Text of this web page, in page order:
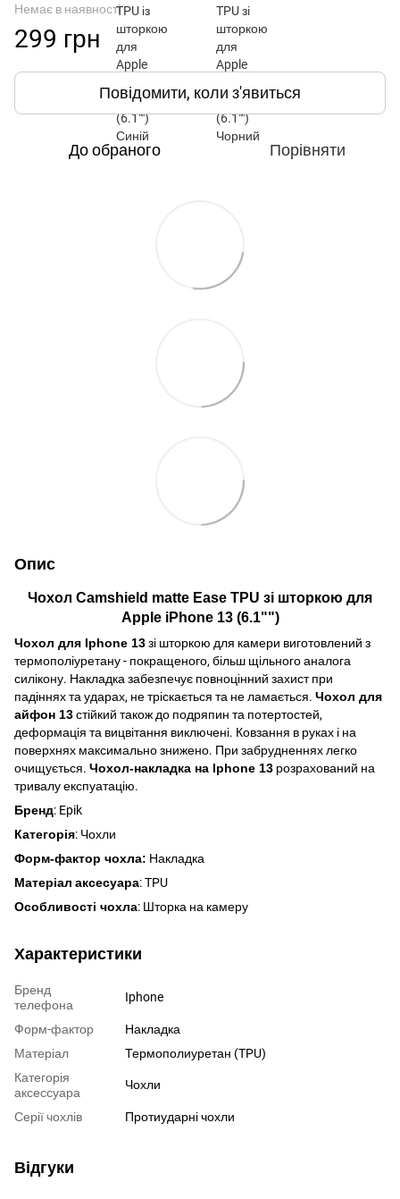
Немає в наявності
299 грн
Повідомити, коли з'явиться
До обраного Порівняти
Опис
Чохол Camshield matte Ease TPU зі шторкою для
Apple iPhone 13 (6.1"")
Чохол для Iphone 13зі шторкою для камери виготовлений з
термополіуретану - покращеного, більш щільного аналога
силікону. Накладка забезпечує повноцінний захист при
падіннях та ударах, не тріскається та не ламається. Чохол для
айфон 13стійкий також до подряпин та потертостей,
деформація та вицвітання виключені. Ковзання в руках і на
поверхнях максимально знижено. При забрудненнях легко
очищується. Чохол-накладка на Iphone 13 розрахований на
тривалу експуатацію.
Бренд: Epik
Категорія: Чохли
Форм-фактор чохла: Накладка
Матеріал аксесуара: TPU
Особливості чохла: Шторка на камеру
Характеристики
Бренд
телефона
Iphone
Форм-фактор
Накладка
Матеріал
Термополиуретан (TPU)
Категорія
аксессуара
Чохли
Серії чохлів Протиударні чохли
Відгуки